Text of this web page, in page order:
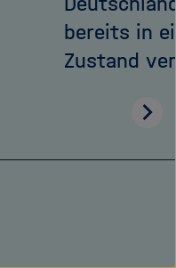
bereits in
Zustand